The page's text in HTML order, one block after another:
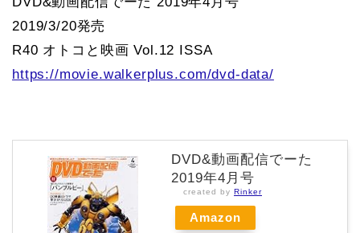
2019/3/20発売
R40 オトコと映画 Vol.12 ISSA
https://movie.walkerplus.com/dvd-data/
DVD&動画配信でーた
2019年4月号
created by Rinker
Amazon